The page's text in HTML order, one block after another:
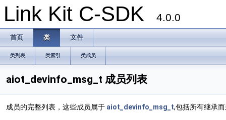
Link Kit C-SDK 4.0.0
首页 类 文件
类列表 类索引 类成员
aiot_devinfo_msg_t 成员列表
成员的完整列表，这些成员属于 aiot_devinfo_msg_t,包括所有继承